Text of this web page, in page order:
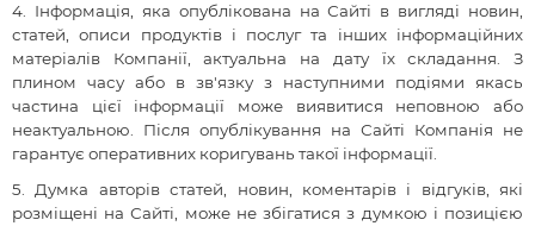
4. Інформація, яка опублікована на Сайті в вигляді новин,
статей, описи продуктів і послуг та інших інформаційних
матеріалів Компанії, актуальна на дату їх складання. З
плином часу або в зв'язку з наступними подіями якась
частина цієї інформації може виявитися неповною або
неактуальною. Після опублікування на Сайті Компанія не
гарантує оперативних коригувань такої інформації.
5. Думка авторів статей, новин, коментарів і відгуків, які
розміщені на Сайті, може не збігатися з думкою і позицією